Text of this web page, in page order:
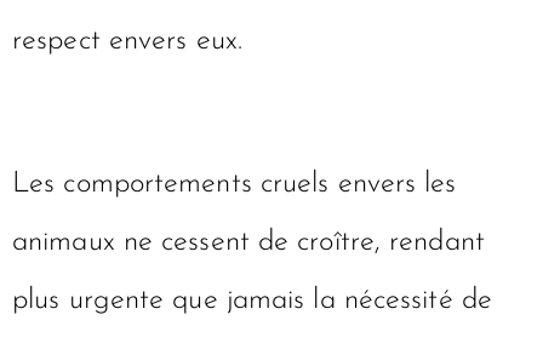
respect envers eux.
Les comportements cruels envers les
animaux ne cessent de croître, rendant
plus urgente que jamais la nécessité de